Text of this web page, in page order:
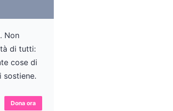
Non
di tutti:
cose di
Dona ora